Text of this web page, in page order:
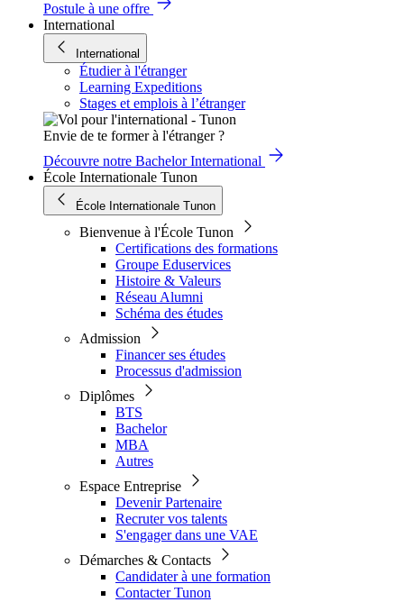
Postule à une offre
International
International
Étudier à l'étranger
Learning Expeditions
Stages et emplois à l’étranger
Envie de te former à l'étranger ?
Découvre notre Bachelor International
École Internationale Tunon
École Internationale Tunon
Bienvenue à l'École Tunon
Certifications des formations
Groupe Eduservices
Histoire & Valeurs
Réseau Alumni
Schéma des études
Admission
Financer ses études
Processus d'admission
Diplômes
BTS
Bachelor
MBA
Autres
Espace Entreprise
Devenir Partenaire
Recruter vos talents
S'engager dans une VAE
Démarches & Contacts
Candidater à une formation
Contacter Tunon